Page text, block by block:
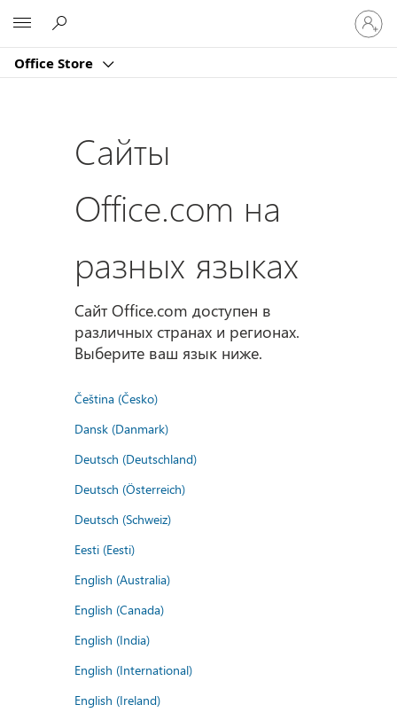
Office Store
в
Сайты
Office.com на
разных языках
Сайт Office.com доступен в
различных странах и регионах.
Выберите ваш язык ниже.
Čeština (Česko)
Dansk (Danmark)
Deutsch (Deutschland)
Deutsch (Österreich)
Deutsch (Schweiz)
Eesti (Eesti)
English (Australia)
English (Canada)
English (India)
English (International)
English (Ireland)